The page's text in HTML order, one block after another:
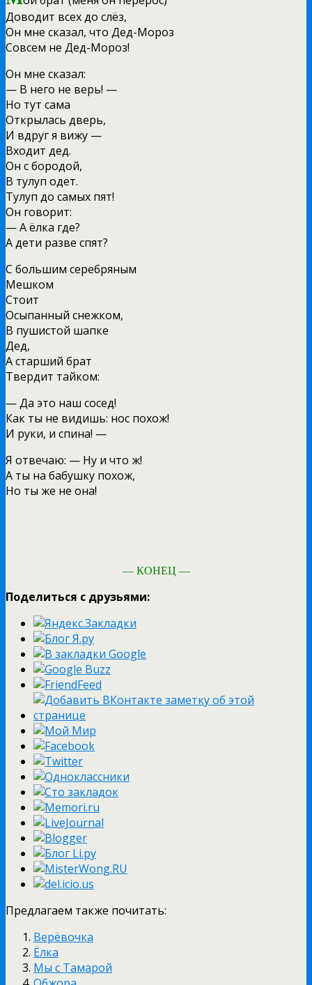
Доводит всех до слёз,
Он мне сказал, что Дед-Мороз
Совсем не Дед-Мороз!
Он мне сказал:
— В него не верь! —
Но тут сама
Открылась дверь,
И вдруг я вижу —
Входит дед.
Он с бородой,
В тулуп одет.
Тулуп до самых пят!
Он говорит:
— А ёлка где?
А дети разве спят?
С большим серебряным
Мешком
Стоит
Осыпанный снежком,
В пушистой шапке
Дед,
А старший брат
Твердит тайком:
— Да это наш сосед!
Как ты не видишь: нос похож!
И руки, и спина! —
Я отвечаю: — Ну и что ж!
А ты на бабушку похож,
Но ты же не она!
— КОНЕЦ —
Поделиться с друзьями:
Предлагаем также почитать:
Верёвочка
Ёлка
Мы с Тамарой